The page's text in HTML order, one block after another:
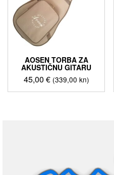
AOSEN TORBA ZA
AKUSTIČNU GITARU
45,00 € (339,00 kn)